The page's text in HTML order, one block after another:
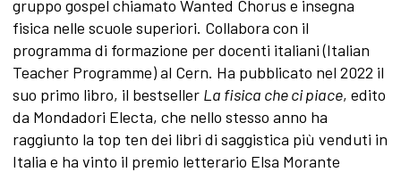
gruppo gospel chiamato Wanted Chorus e insegna
fisica nelle scuole superiori. Collabora con il
programma di formazione per docenti italiani (Italian
Teacher Programme) al Cern. Ha pubblicato nel 2022 il
suo primo libro, il bestseller La fisica che ci piace, edito
da Mondadori Electa, che nello stesso anno ha
raggiunto la top ten dei libri di saggistica più venduti in
Italia e ha vinto il premio letterario Elsa Morante